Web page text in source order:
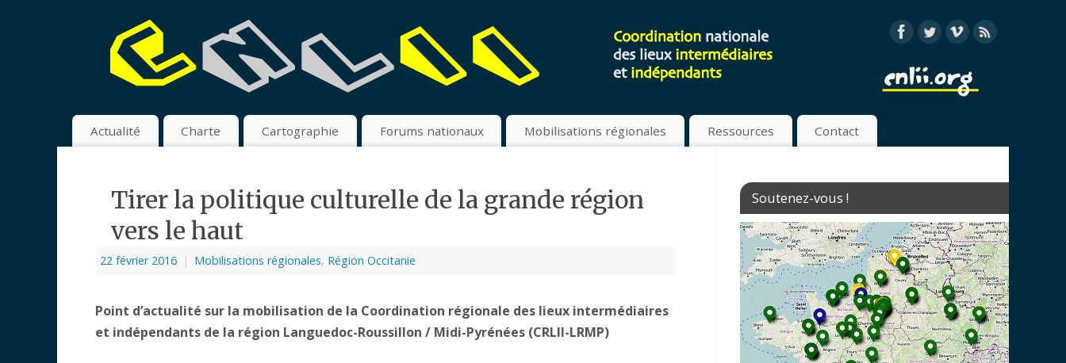
Actualité Charte Cartographie Forums nationaux Mobilisations régionales Ressources Contact
Tirer la politique culturelle de la grande région
vers le haut
22 février 2016 | Mobilisations régionales, Région Occitanie
Point d’actualité sur la mobilisation de la Coordination régionale des lieux intermédiaires
et indépendants de la région Languedoc-Roussillon / Midi-Pyrénées (CRLII-LRMP)
Soutenez-vous !